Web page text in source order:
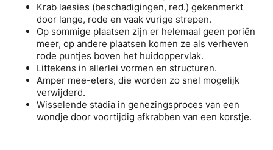
Krab laesies (beschadigingen, red.) gekenmerkt
door lange, rode en vaak vurige strepen.
Op sommige plaatsen zijn er helemaal geen poriën
meer, op andere plaatsen komen ze als verheven
rode puntjes boven het huidoppervlak.
Littekens in allerlei vormen en structuren.
Amper mee-eters, die worden zo snel mogelijk
verwijderd.
Wisselende stadia in genezingsproces van een
wondje door voortijdig afkrabben van een korstje.